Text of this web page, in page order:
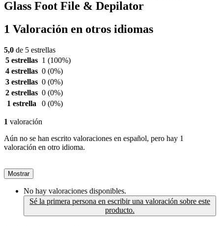
Glass Foot File & Depilator
1 Valoración en otros idiomas
5,0 de 5 estrellas
5 estrellas 1 (100%)
4 estrellas 0 (0%)
3 estrellas 0 (0%)
2 estrellas 0 (0%)
1 estrella
0 (0%)
1 valoración
Aún no se han escrito valoraciones en español, pero hay 1
valoración en otro idioma.
Mostrar
No hay valoraciones disponibles.
Sé la primera persona en escribir una valoración sobre este
producto.